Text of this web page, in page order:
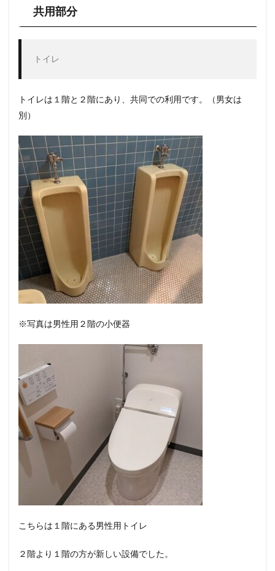
共用部分
トイレ
トイレは１階と２階にあり、共同での利用です。（男女は
別）
※写真は男性用２階の小便器
こちらは１階にある男性用トイレ
２階より１階の方が新しい設備でした。